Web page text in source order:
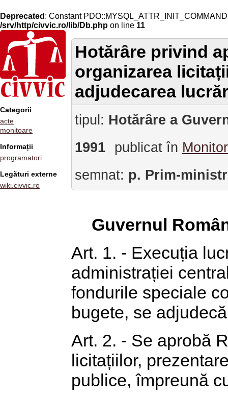
Deprecated : Constant
/srv/http/civvic.ro/lib/Db.php on line 11
Categorii
acte
monitoare
Informații
programatori
Legături externe
wiki.civvic.ro
Hotărâre privind
organizarea
adjudecarea
tipul: Hotărâre a
1991
publicat în
semnat: p. Prim-
Guvernul
Art. 1. - Execuția
administrației
fondurile speciale
bugete, se
Art. 2. - Se aprobă
licitațiilor,
publice, împreună